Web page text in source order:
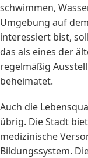
schwimmen,
Umgebung auf
interessiert bist,
das als eines der
regelmäßig
beheimatet.
Auch die
übrig. Die Stadt
medizinische
Bildungssystem.